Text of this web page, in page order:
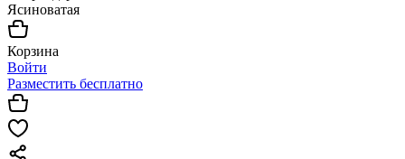
Ясиноватая
Корзина
Войти
Разместить бесплатно